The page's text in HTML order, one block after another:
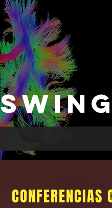
CONFERENCIAS